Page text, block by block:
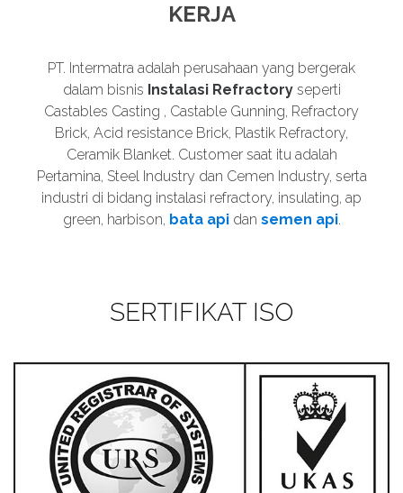
KERJA
PT. Intermatra adalah perusahaan yang bergerak
dalam bisnis Instalasi Refractoryseperti
Castables Casting , Castable Gunning, Refractory
Brick, Acid resistance Brick, Plastik Refractory,
Ceramik Blanket. Customer saat itu adalah
Pertamina, Steel Industry dan Cemen Industry, serta
industri di bidang instalasi refractory, insulating, ap
green, harbison, bata apidan semen api.
SERTIFIKAT ISO